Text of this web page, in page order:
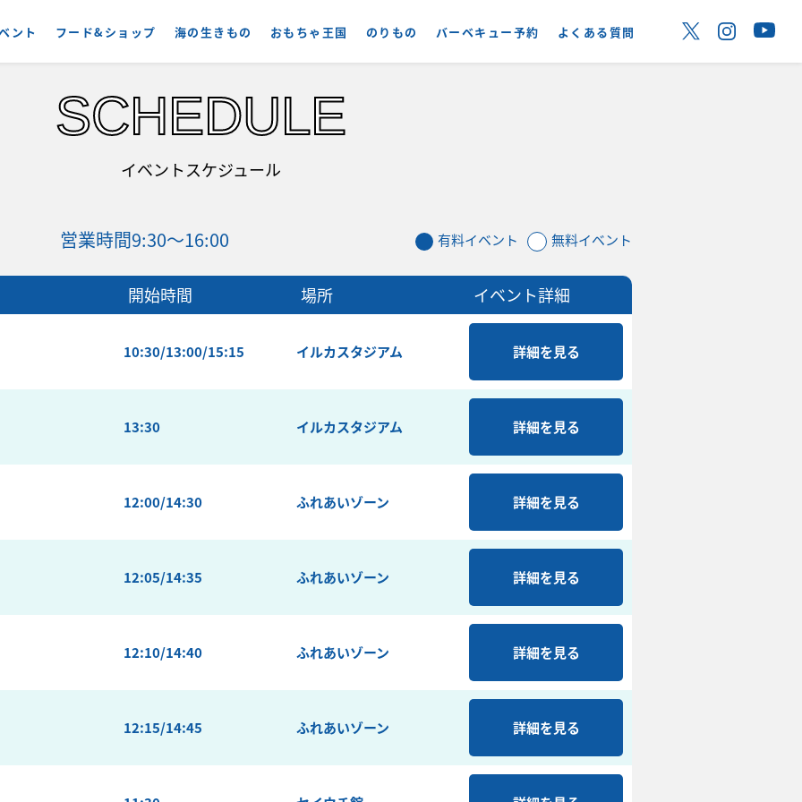
ント フード&ショップ 海の生きもの おもちゃ王国 のりもの バーベキュー予約 よくある質問
SCHEDULE
イベントスケジュール
営業時間9:30～16:00 有料イベント 無料イベント
開始時間 場所 イベント詳細
10:30/13:00/15:15 イルカスタジアム 詳細を見る
13:30 イルカスタジアム 詳細を見る
12:00/14:30 ふれあいゾーン 詳細を見る
12:05/14:35 ふれあいゾーン 詳細を見る
12:10/14:40 ふれあいゾーン 詳細を見る
12:15/14:45 ふれあいゾーン 詳細を見る